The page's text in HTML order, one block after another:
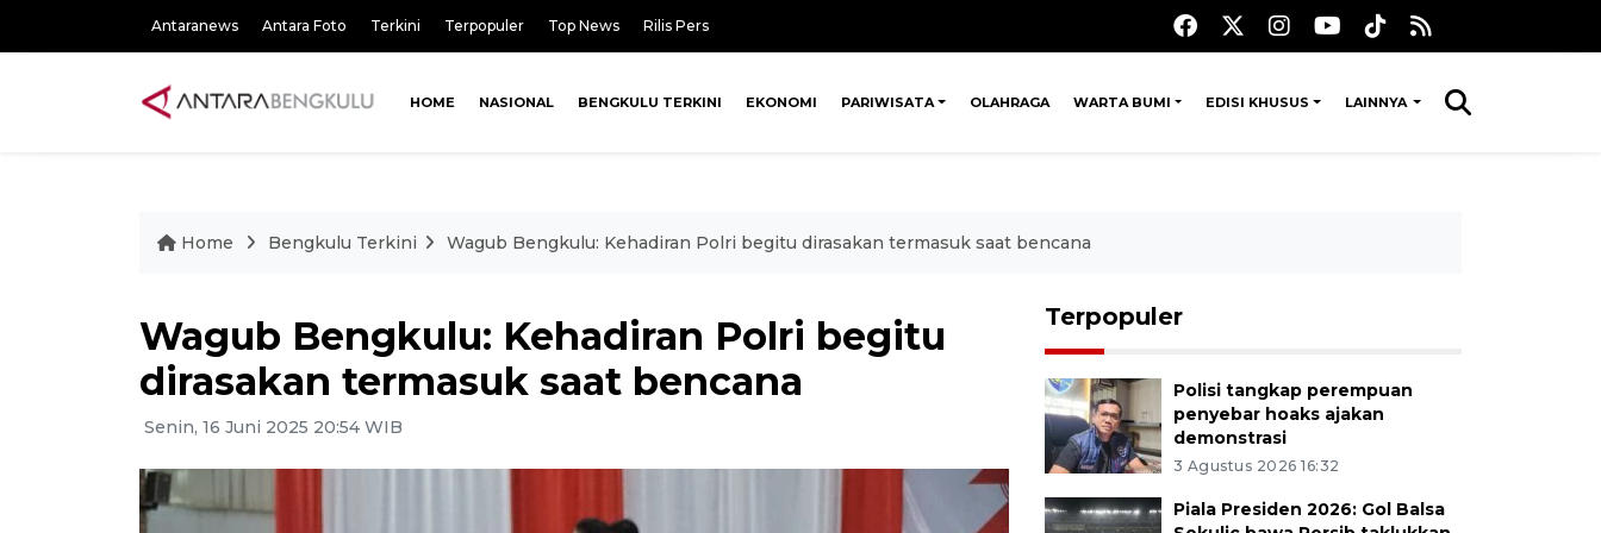
Antaranews Antara Foto Terkini Terpopuler Top News Rilis Pers
HOME NASIONAL BENGKULU TERKINI EKONOMI PARIWISATA OLAHRAGA WARTA BUMI EDISI KHUSUS LAINNYA
Home Bengkulu Terkini Wagub Bengkulu: Kehadiran Polri begitu dirasakan termasuk saat bencana
Wagub Bengkulu: Kehadiran Polri begitu
dirasakan termasuk saat bencana
Senin, 16 Juni 2025 20:54 WIB
Terpopuler
Polisi tangkap perempuan
penyebar hoaks ajakan
demonstrasi
3 Agustus 2026 16:32
Piala Presiden 2026: Gol Balsa